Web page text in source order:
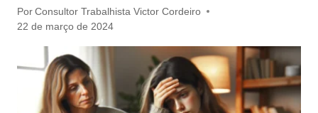
Por Consultor Trabalhista Victor Cordeiro
22 de março de 2024